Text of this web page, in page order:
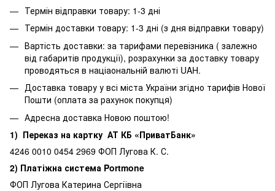
Термін відправки товару: 1-3 дні
Термін доставки товару: 1-3 дні (з дня відправки товару)
Вартість доставки: за тарифами перевізника ( залежно
від габаритів продукції), розрахунки за доставку товару
проводяться в націаональній валюті UAH.
Доставка товару у всі міста України згідно тарифів Нової
Пошти (оплата за рахунок покупця)
Адресна доставка Новою поштою!
1) Переказ на картку АТ КБ «ПриватБанк»
4246 0010 0454 2969 ФОП Лугова К. С.
2) Платіжна система Portmone
ФОП Лугова Катерина Сергіївна